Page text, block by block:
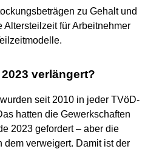
zu Gehalt und
Altersteilzeit für Arbeitnehmer
verlängert?
seit 2010 in jeder TVöD-
hatten die Gewerkschaften
2023 gefordert – aber die
dem verweigert. Damit ist der